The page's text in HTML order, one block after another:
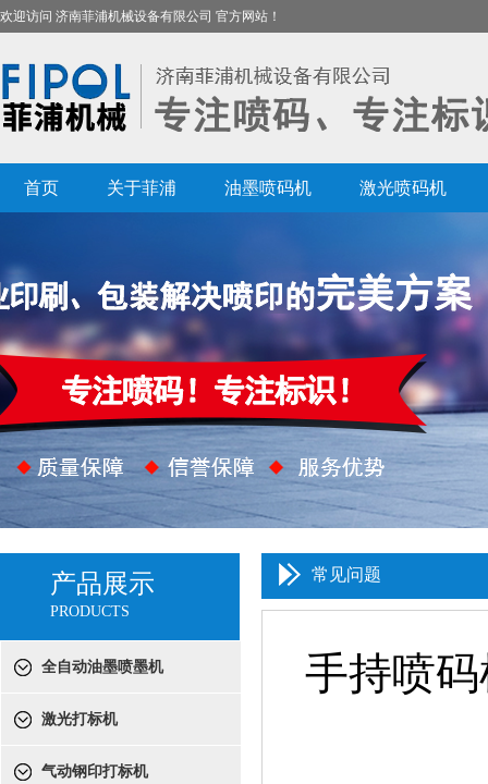
欢迎访问 济南菲浦机械设备有限公司 官方网站！
首页 关于菲浦 油墨喷码机 激光喷码机
产品展示
PRODUCTS
全自动油墨喷墨机
激光打标机
气动钢印打标机
常见问题
手持喷